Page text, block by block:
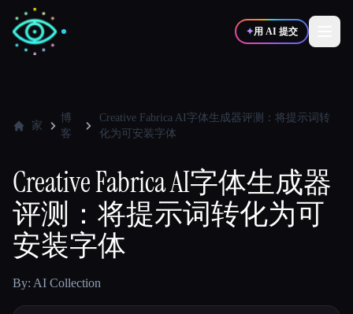
✦用 AI 提交
写作者 🎨设计师
开发者 📈营销
🎓学生 🎬 创作者
博客
家
博
客
Creative Fabrica AI字体生成器评测：将提示词转
化为可安装字体
Creative Fabrica AI字体生成器
评测：将提示词转化为可
安装字体
By: AI Collection